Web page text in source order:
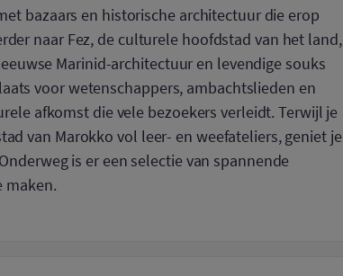
bazaars en historische architectuur die erop
naar Fez, de culturele hoofdstad van het land,
Marinid-architectuur en levendige souks
voor wetenschappers, ambachtslieden en
afkomst die vele bezoekers verleidt. Terwijl je
van Marokko vol leer- en weefateliers, geniet je
is er een selectie van spannende
maken.